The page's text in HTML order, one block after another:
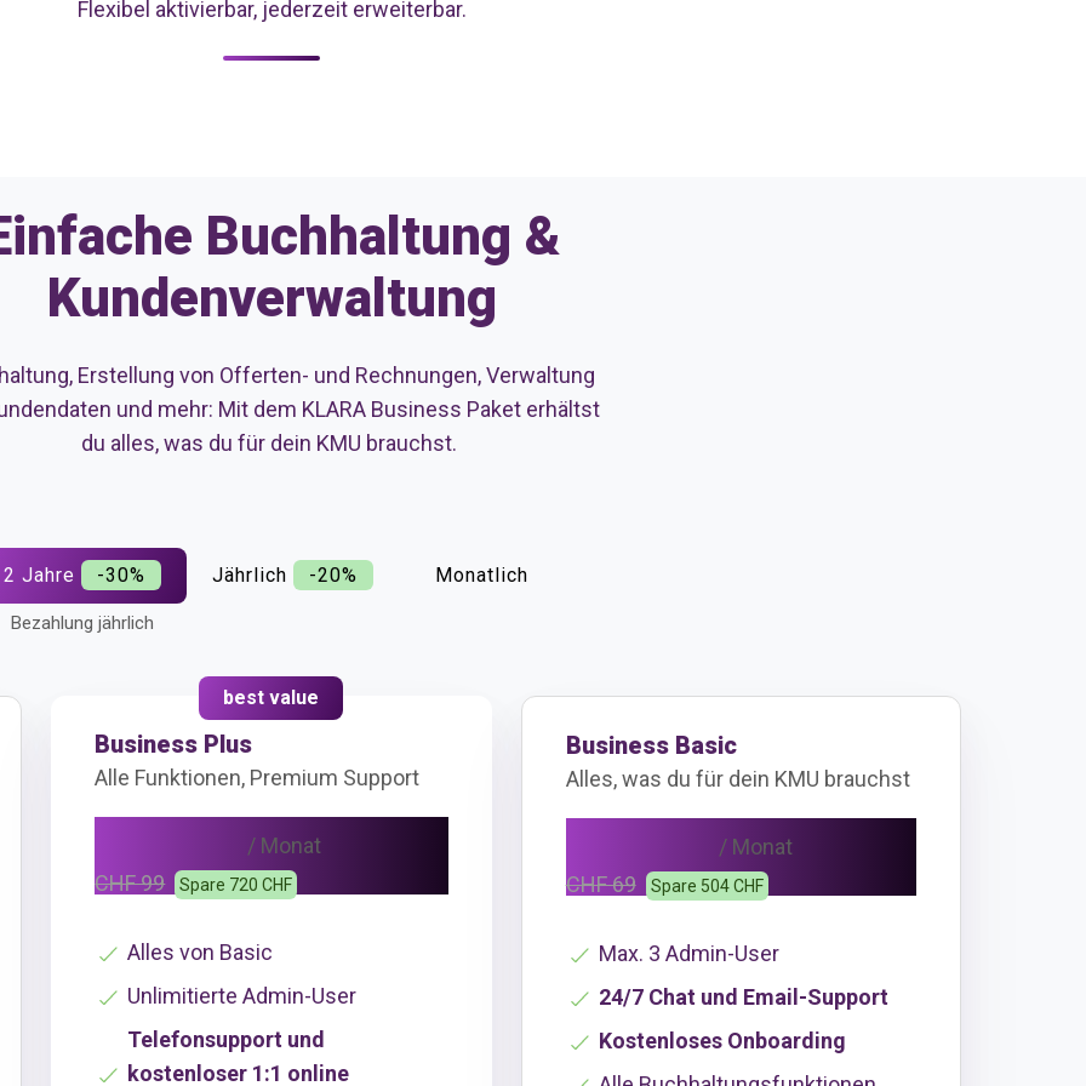
Flexibel aktivierbar, jederzeit erweiterbar.
Buchhaltung &
Kundenverwaltung
Erstellung von Offerten- und Rechnungen, Verwaltung
und mehr: Mit dem KLARA Business Paket erhältst
du alles, was du für dein KMU brauchst.
2 Jahre -30%
Bezahlung jährlich
Jährlich -20% Monatlich
best value
Business Plus
Alle Funktionen, Premium Support
/ Monat
CHF 99
Spare 720 CHF
Alles von Basic
Unlimitierte Admin-User
Telefonsupport und
kostenloser 1:1 online
Business Basic
Alles, was du für dein KMU brauchst
/ Monat
CHF 69
Spare 504 CHF
Max. 3 Admin-User
24/7 Chat und Email-Support
Kostenloses Onboarding